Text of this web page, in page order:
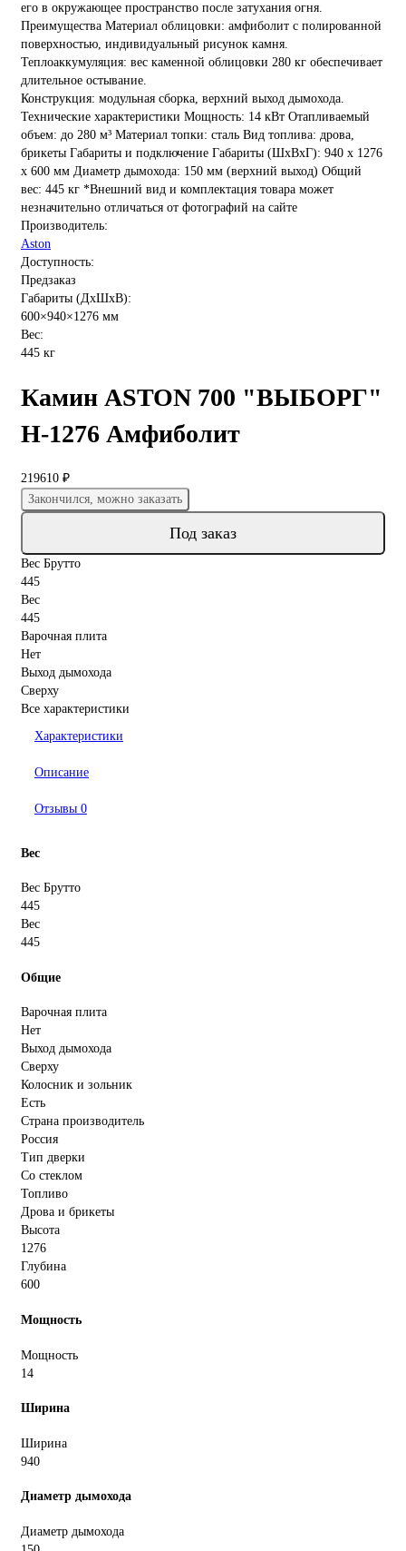
его в окружающее пространство после затухания огня.
Преимущества Материал облицовки: амфиболит с полированной
поверхностью, индивидуальный рисунок камня.
Теплоаккумуляция: вес каменной облицовки 280 кг обеспечивает
длительное остывание.
Конструкция: модульная сборка, верхний выход дымохода.
Технические характеристики Мощность: 14 кВт Отапливаемый
объем: до 280 м³ Материал топки: сталь Вид топлива: дрова,
брикеты Габариты и подключение Габариты (ШхВхГ): 940 х 1276
х 600 мм Диаметр дымохода: 150 мм (верхний выход) Общий
вес: 445 кг *Внешний вид и комплектация товара может
незначительно отличаться от фотографий на сайте
Производитель:
Aston
Доступность:
Предзаказ
Габариты (ДхШхВ):
600×940×1276 мм
Вес:
445 кг
Камин ASTON 700 "ВЫБОРГ"
Н-1276 Амфиболит
219610 ₽
Закончился, можно заказать
Под заказ
Вес Брутто
445
Вес
445
Варочная плита
Нет
Выход дымохода
Сверху
Все характеристики
Характеристики
Описание
Отзывы 0
Вес
Вес Брутто
445
Вес
445
Общие
Варочная плита
Нет
Выход дымохода
Сверху
Колосник и зольник
Есть
Страна производитель
Россия
Тип дверки
Со стеклом
Топливо
Дрова и брикеты
Высота
1276
Глубина
600
Мощность
Мощность
14
Ширина
Ширина
940
Диаметр дымохода
Диаметр дымохода